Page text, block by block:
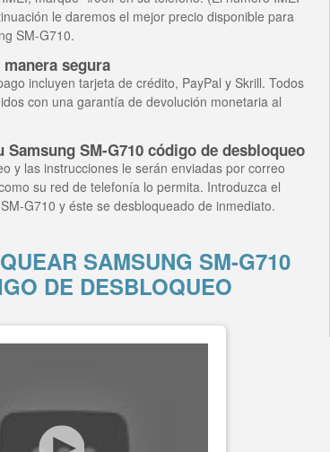
le daremos el mejor precio disponible para
SM-G710.
manera segura
incluyen tarjeta de crédito, PayPal y Skrill. Todos
con una garantía de devolución monetaria al
Samsung SM-G710 código de desbloqueo
y las instrucciones le serán enviadas por correo
su red de telefonía lo permita. Introduzca el
G710 y éste se desbloqueado de inmediato.
SAMSUNG SM-G710
DE DESBLOQUEO